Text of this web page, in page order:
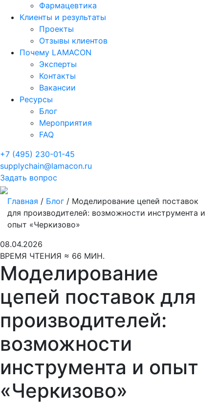
Фармацевтика
Клиенты и результаты
Проекты
Отзывы клиентов
Почему LAMACON
Эксперты
Контакты
Вакансии
Ресурсы
Блог
Мероприятия
FAQ
+7 (495) 230-01-45
supplychain@lamacon.ru
Задать вопрос
Главная / Блог / Моделирование цепей поставок
для производителей: возможности инструмента и
опыт «Черкизово»
08.04.2026
ВРЕМЯ ЧТЕНИЯ ≈ 66 МИН.
Моделирование
цепей поставок для
производителей:
возможности
инструмента и опыт
«Черкизово»